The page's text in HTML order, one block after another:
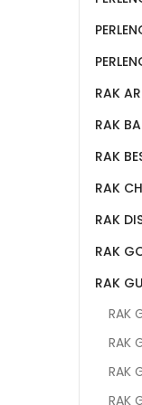
RAK
RAK
RAK
RAK
RAK
RAK
RAK
RAK
RAK
RAK
RAK